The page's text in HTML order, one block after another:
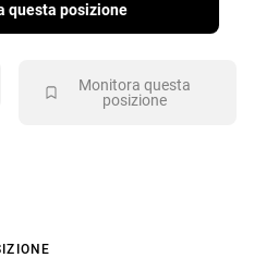
questa posizione
Monitora questa
posizione